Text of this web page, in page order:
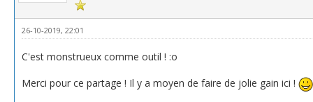
26-10-2019, 22:01
C'est monstrueux comme outil ! :o
Merci pour ce partage ! Il y a moyen de faire de jolie gain ici !